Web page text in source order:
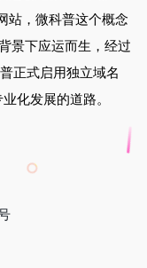
站，微科普这个概念
景下应运而生，经过
正式启用独立域名
化发展的道路。